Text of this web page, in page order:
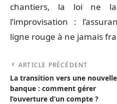
chantiers, la loi ne
l’improvisation :
ligne rouge à ne jamais
ARTICLE PRÉCÉDENT
La transition vers une nouvelle
banque : comment gérer
l’ouverture d’un compte ?